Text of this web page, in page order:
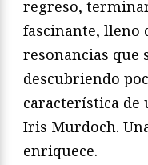
regreso,
fascinante, lleno
resonancias que
descubriendo
característica de
Iris Murdoch.
enriquece.